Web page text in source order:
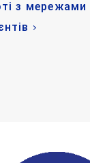
з мережами